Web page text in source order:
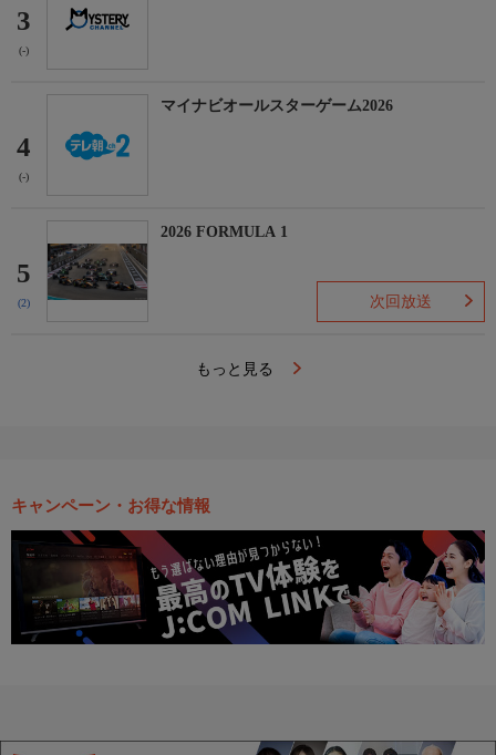
3
(-)
4
(-)
マイナビオールスターゲーム2026
5
(2)
2026 FORMULA 1
次回放送
もっと見る
キャンペーン・お得な情報